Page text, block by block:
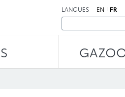
LANGUES EN FR